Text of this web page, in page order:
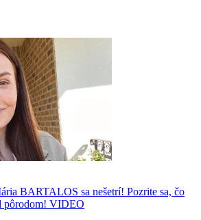
BARTALOS sa nešetrí! Pozrite sa, čo
pôrodom! VIDEO